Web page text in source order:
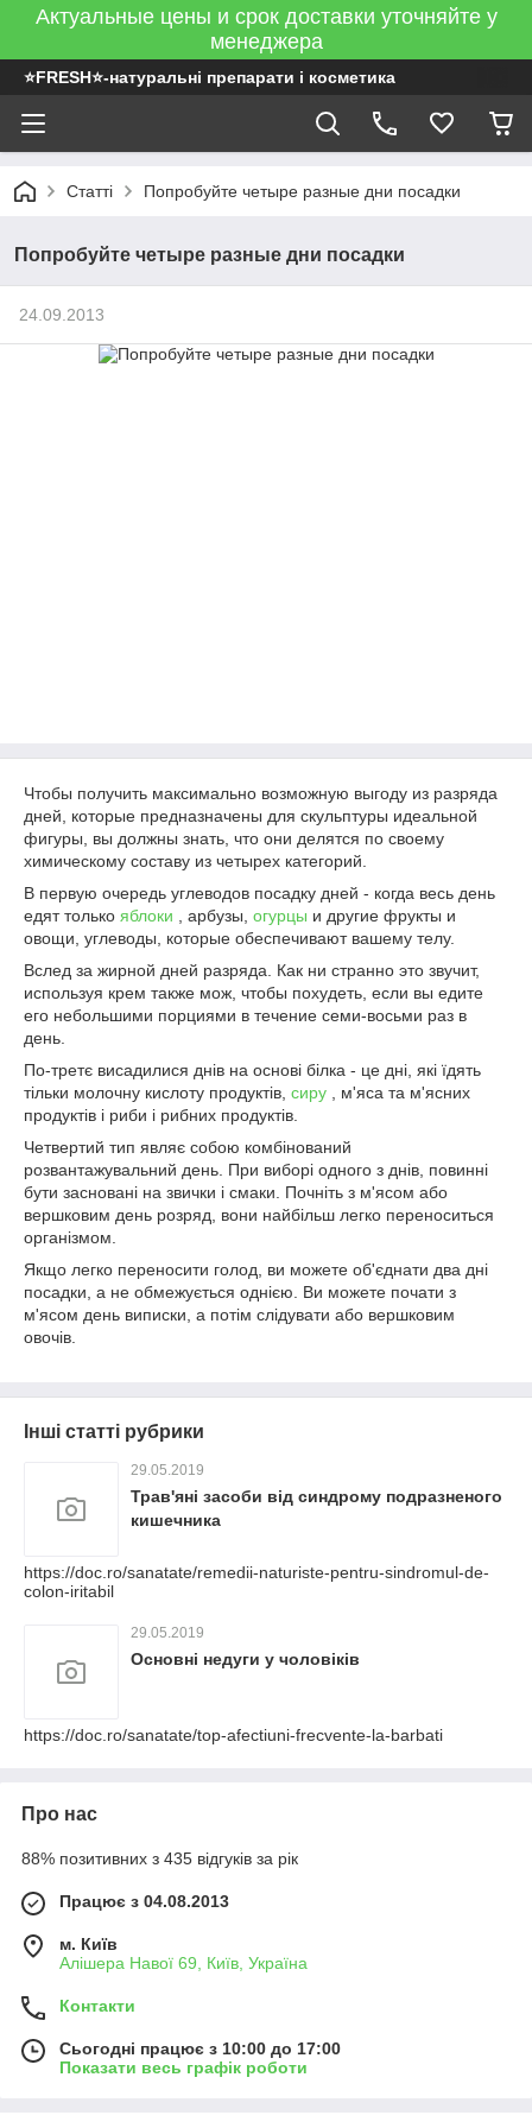
Актуальные цены и срок доставки уточняйте у
менеджера
⭐FRESH⭐-натуральні препарати і косметика
Статті Попробуйте четыре разные дни посадки
Попробуйте четыре разные дни посадки
24.09.2013
Чтобы получить максимально возможную выгоду из разряда
дней, которые предназначены для скульптуры идеальной
фигуры, вы должны знать, что они делятся по своему
химическому составу из четырех категорий.
В первую очередь углеводов посадку дней - когда весь день
едят только яблоки , арбузы, огурцы и другие фрукты и
овощи, углеводы, которые обеспечивают вашему телу.
Вслед за жирной дней разряда. Как ни странно это звучит,
используя крем также мож, чтобы похудеть, если вы едите
его небольшими порциями в течение семи-восьми раз в
день.
По-третє висадилися днів на основі білка - це дні, які їдять
тільки молочну кислоту продуктів, сиру , м'яса та м'ясних
продуктів і риби і рибних продуктів.
Четвертий тип являє собою комбінований
розвантажувальний день. При виборі одного з днів, повинні
бути засновані на звички і смаки. Почніть з м'ясом або
вершковим день розряд, вони найбільш легко переноситься
організмом.
Якщо легко переносити голод, ви можете об'єднати два дні
посадки, а не обмежується однією. Ви можете почати з
м'ясом день виписки, а потім слідувати або вершковим
овочів.
Інші статті рубрики
29.05.2019
Трав'яні засоби від синдрому подразненого
кишечника
https://doc.ro/sanatate/remedii-naturiste-pentru-sindromul-de-
colon-iritabil
29.05.2019
Основні недуги у чоловіків
https://doc.ro/sanatate/top-afectiuni-frecvente-la-barbati
Про нас
88% позитивних з 435 відгуків за рік
Працює з 04.08.2013
м. Київ
Алішера Навої 69, Київ, Україна
Контакти
Сьогодні працює з 10:00 до 17:00
Показати весь графік роботи